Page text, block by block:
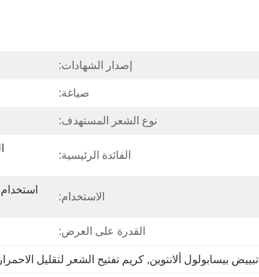
إصدار الشهادات:
صياغة:
نوع الشعر المستهدف:
الفائدة الرئيسية:
الاستخدام:
القدرة على العرض:
بيسابولول ألانتوين, كريم تفتيح الشعر لتقليل الاحمرار